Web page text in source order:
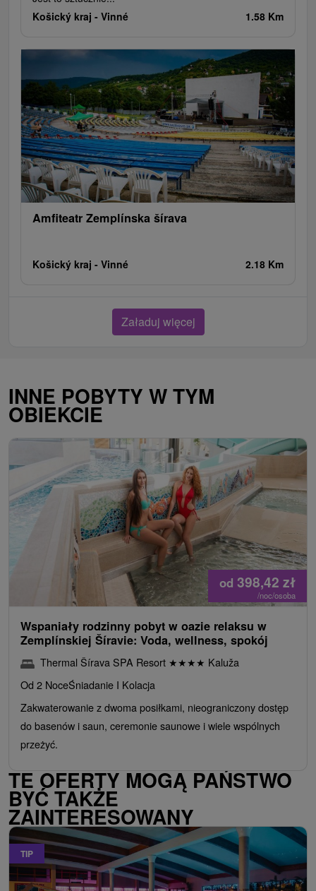
Košický kraj - Vinné 1.58 Km
Amfiteatr Zemplínska šírava
Košický kraj - Vinné 2.18 Km
Załaduj więcej
INNE POBYTY W TYM
OBIEKCIE
od 398,42 zł
/noc/osoba
Wspaniały rodzinny pobyt w oazie relaksu w
Zemplínskiej Šíravie: Voda, wellness, spokój
Thermal Šírava SPA Resort ★★★★ Kaluža
Od 2 NoceŚniadanie I Kolacja
Zakwaterowanie z dwoma posiłkami, nieograniczony dostęp
do basenów i saun, ceremonie saunowe i wiele wspólnych
przeżyć.
TE OFERTY MOGĄ PAŃSTWO
BYĆ TAKŻE
ZAINTERESOWANY
TIP